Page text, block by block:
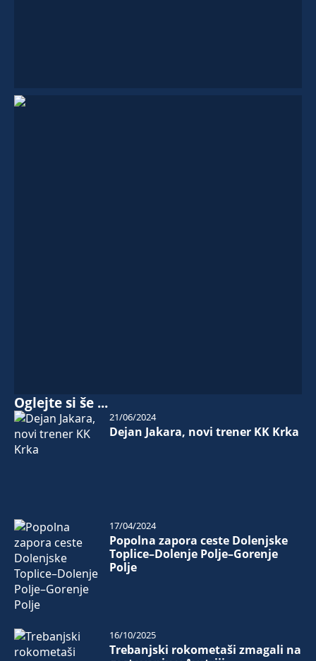
Oglejte si še ...
Dejan Jakara, novi trener KK Krka
21/06/2024
Popolna zapora ceste Dolenjske
Toplice–Dolenje Polje–Gorenje
Polje
17/04/2024
Trebanjski rokometaši zmagali na
16/10/2025